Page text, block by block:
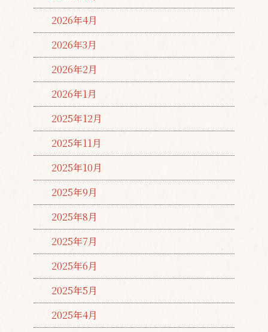
2026年4月
2026年3月
2026年2月
2026年1月
2025年12月
2025年11月
2025年10月
2025年9月
2025年8月
2025年7月
2025年6月
2025年5月
2025年4月